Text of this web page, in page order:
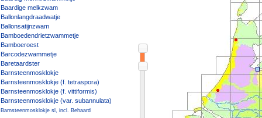
Baardige melkzwam
Ballonlangdraadwatje
Ballonsatijnzwam
Bamboedendrietzwammetje
Bamboeroest
Barcodezwammetje
Baretaardster
Barnsteenmosklokje
Barnsteenmosklokje (f. tetraspora)
Barnsteenmosklokje (f. vittiformis)
Barnsteenmosklokje (var. subannulata)
Barnsteenmosklokje sl, incl. Behaard